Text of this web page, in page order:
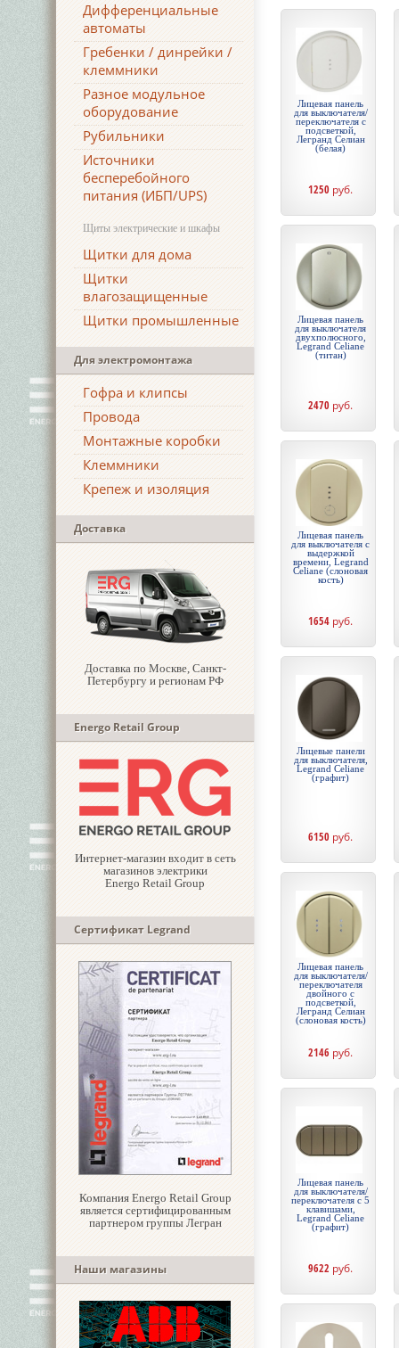
Дифференциальные
автоматы
Гребенки / динрейки /
клеммники
Разное модульное
оборудование
Рубильники
Источники
бесперебойного
питания (ИБП/UPS)
Щиты электрические и шкафы
Щитки для дома
Щитки
влагозащищенные
Щитки промышленные
Для электромонтажа
Гофра и клипсы
Провода
Монтажные коробки
Клеммники
Крепеж и изоляция
Доставка
Доставка по Москве, Санкт-
Петербургу и регионам РФ
Energo Retail Group
Интернет-магазин входит в сеть
магазинов электрики
Energo Retail Group
Сертификат Legrand
Компания Energo Retail Group
является сертифицированным
партнером группы Легран
Наши магазины
Лицевая панель
для выключателя/
переключателя с
подсветкой,
Легранд Селиан
(белая)
1250 руб.
Лицевая панель
для выключателя
двухполюсного,
Legrand Celiane
(титан)
2470 руб.
Лицевая панель
для выключателя с
выдержкой
времени, Legrand
Celiane (слоновая
кость)
1654 руб.
Лицевые панели
для выключателя,
Legrand Celiane
(графит)
6150 руб.
Лицевая панель
для выключателя/
переключателя
двойного с
подсветкой,
Легранд Селиан
(слоновая кость)
2146 руб.
Лицевая панель
для выключателя/
переключателя с 5
клавишами,
Legrand Celiane
(графит)
9622 руб.